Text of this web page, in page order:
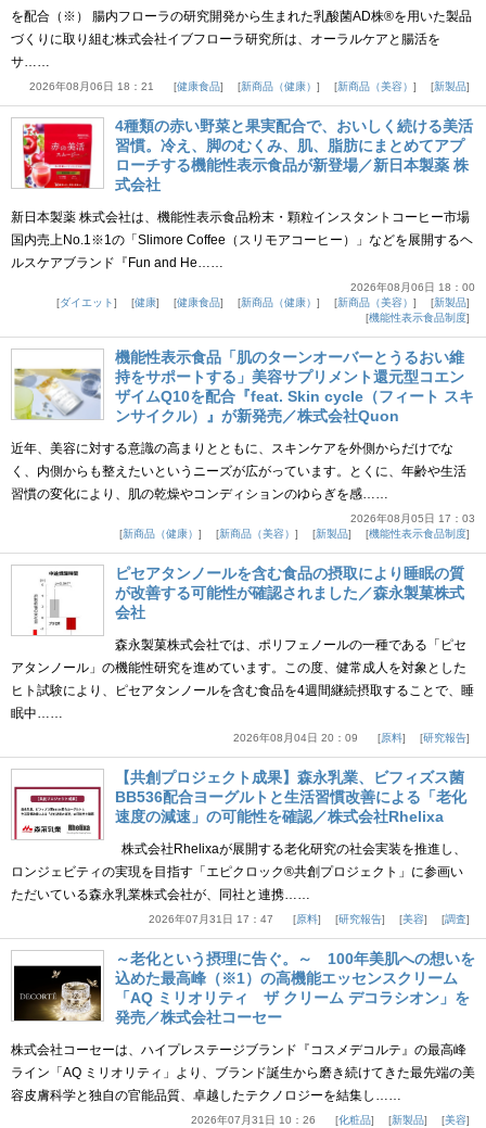
を配合（※） 腸内フローラの研究開発から生まれた乳酸菌AD株®を用いた製品
づくりに取り組む株式会社イブフローラ研究所は、オーラルケアと腸活を
サ……
2026年08月06日 18：21 健康食品 新商品（健康） 新商品（美容） 新製品
4種類の赤い野菜と果実配合で、おいしく続ける美活
習慣。冷え、脚のむくみ、肌、脂肪にまとめてアプ
ローチする機能性表示食品が新登場／新日本製薬 株
式会社
新日本製薬 株式会社は、機能性表示食品粉末・顆粒インスタントコーヒー市場
国内売上No.1※1の「Slimore Coffee（スリモアコーヒー）」などを展開するヘ
ルスケアブランド『Fun and He……
2026年08月06日 18：00
ダイエット
健康 健康食品 新商品（健康） 新商品（美容）
新製品
機能性表示食品制度
機能性表示食品「肌のターンオーバーとうるおい維
持をサポートする」美容サプリメント還元型コエン
ザイムQ10を配合『feat. Skin cycle（フィート スキ
ンサイクル）』が新発売／株式会社Quon
近年、美容に対する意識の高まりとともに、スキンケアを外側からだけでな
く、内側からも整えたいというニーズが広がっています。とくに、年齢や生活
習慣の変化により、肌の乾燥やコンディションのゆらぎを感……
2026年08月05日 17：03
新商品（健康）
新商品（美容） 新製品 機能性表示食品制度
ピセアタンノールを含む食品の摂取により睡眠の質
が改善する可能性が確認されました／森永製菓株式
会社
森永製菓株式会社では、ポリフェノールの一種である「ピセ
アタンノール」の機能性研究を進めています。この度、健常成人を対象とした
ヒト試験により、ピセアタンノールを含む食品を4週間継続摂取することで、睡
眠中……
2026年08月04日 20：09 原料 研究報告
【共創プロジェクト成果】森永乳業、ビフィズス菌
BB536配合ヨーグルトと生活習慣改善による「老化
速度の減速」の可能性を確認／株式会社Rhelixa
株式会社Rhelixaが展開する老化研究の社会実装を推進し、
ロンジェビティの実現を目指す「エピクロック®共創プロジェクト」に参画い
ただいている森永乳業株式会社が、同社と連携……
2026年07月31日 17：47 原料 研究報告 美容 調査
～老化という摂理に告ぐ。～ 100年美肌への想いを
込めた最高峰（※1）の高機能エッセンスクリーム
「AQ ミリオリティ ザ クリーム デコラシオン」を
発売／株式会社コーセー
株式会社コーセーは、ハイプレステージブランド『コスメデコルテ』の最高峰
ライン「AQ ミリオリティ」より、ブランド誕生から磨き続けてきた最先端の美
容皮膚科学と独自の官能品質、卓越したテクノロジーを結集し……
2026年07月31日 10：26 化粧品 新製品 美容